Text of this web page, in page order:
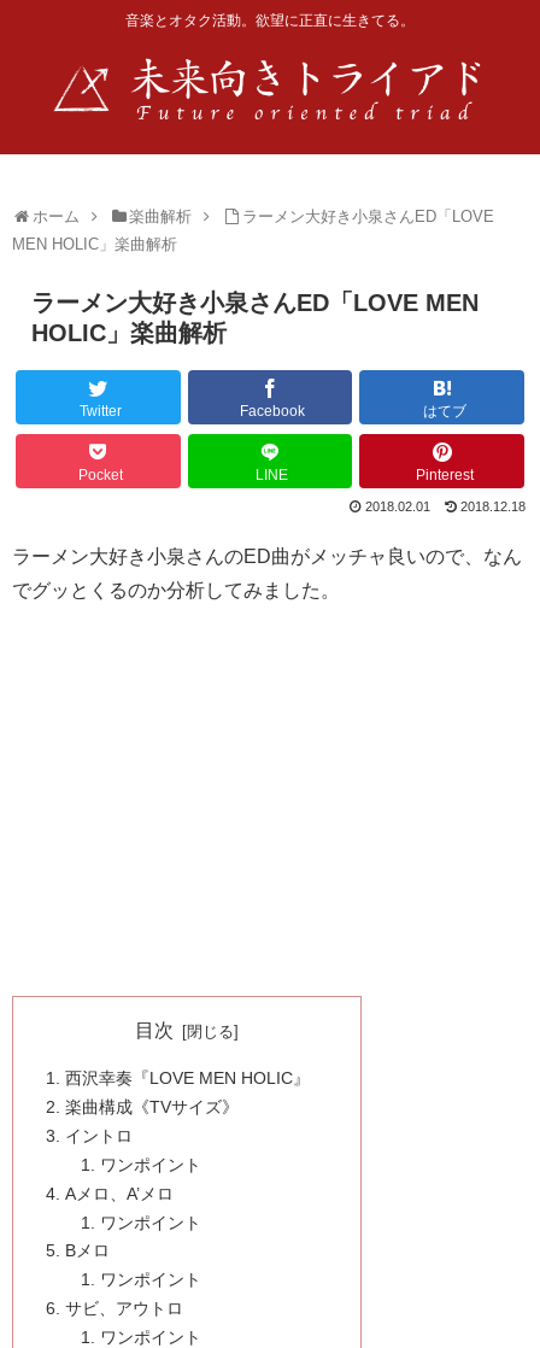
音楽とオタク活動。欲望に正直に生きてる。
ホーム 楽曲解析
ラーメン大好き小泉さんED「LOVE
MEN HOLIC」楽曲解析
ラーメン大好き小泉さんED「LOVE MEN
HOLIC」楽曲解析
Twitter Facebook はてブ
Pocket LINE Pinterest
2018.02.01 2018.12.18
ラーメン大好き小泉さんのED曲がメッチャ良いので、なん
でグッとくるのか分析してみました。
目次
西沢幸奏『LOVE MEN HOLIC』
楽曲構成《TVサイズ》
イントロ
ワンポイント
Aメロ、A’メロ
ワンポイント
Bメロ
ワンポイント
サビ、アウトロ
ワンポイント